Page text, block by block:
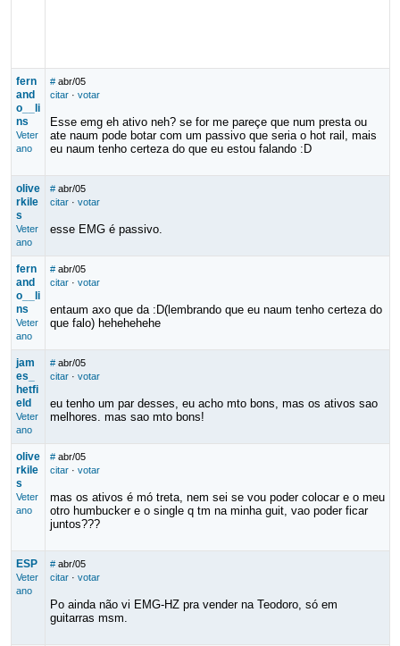
fern
and
o__li
ns
Veter
ano
# abr/05
citar· votar
Esse emg eh ativo neh? se for me pareçe que num presta ou
ate naum pode botar com um passivo que seria o hot rail, mais
eu naum tenho certeza do que eu estou falando :D
olive
rkile
s
Veter
ano
# abr/05
citar· votar
esse EMG é passivo.
fern
and
o__li
ns
Veter
ano
# abr/05
citar· votar
entaum axo que da :D(lembrando que eu naum tenho certeza do
que falo) hehehehehe
jam
es_
hetfi
eld
Veter
ano
# abr/05
citar· votar
eu tenho um par desses, eu acho mto bons, mas os ativos sao
melhores. mas sao mto bons!
olive
rkile
s
Veter
ano
# abr/05
citar· votar
mas os ativos é mó treta, nem sei se vou poder colocar e o meu
otro humbucker e o single q tm na minha guit, vao poder ficar
juntos???
ESP
Veter
ano
# abr/05
citar· votar
Po ainda não vi EMG-HZ pra vender na Teodoro, só em
guitarras msm.